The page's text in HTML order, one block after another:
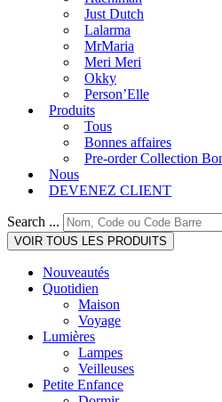
Just Dutch
Lalarma
MrMaria
Meri Meri
Okky
Person’Elle
Produits
Tous
Bonnes affaires
Pre-order Collection
Nous
DEVENEZ CLIENT
Search ...
VOIR TOUS LES PRODUITS
Nouveautés
Quotidien
Maison
Voyage
Lumières
Lampes
Veilleuses
Petite Enfance